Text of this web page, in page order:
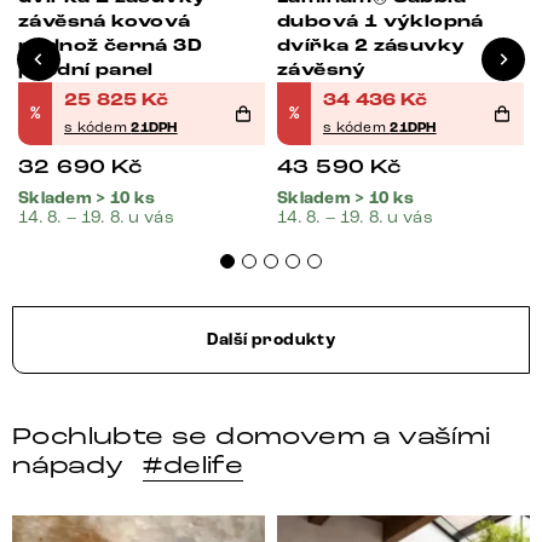
závěsná kovová
podnož černá 3D
přední panel
%
25 825 Kč
s kódem21DPH
32 690 Kč
Skladem > 10 ks
14. 8. – 19. 8. u vás
dubová 1 výklopná
dvířka 2 zásuvky
závěsný
%
34 436 Kč
s kódem21DPH
43 590 Kč
Skladem > 10 ks
14. 8. – 19. 8. u vás
Další produkty
Pochlubte se domovem a vašími
nápady
#delife
DELIFE – Nábytek, který promění dům v domov. Domo
Místo, kam se budeš těšit